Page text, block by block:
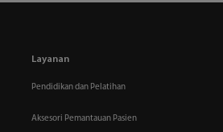
Layanan
Pendidikan dan Pelatihan
Aksesori Pemantauan Pasien